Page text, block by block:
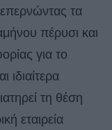
τα
πέρυσι και
για το
τη θέση
εταιρεία